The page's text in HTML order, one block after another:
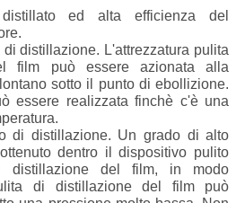
ed alta efficienza del
di distillazione. L'attrezzatura pulita
film può essere azionata alla
sotto il punto di ebollizione.
essere realizzata finchè c'è una
di distillazione. Un grado di alto
dentro il dispositivo pulito
distillazione del film, in modo
di distillazione del film può